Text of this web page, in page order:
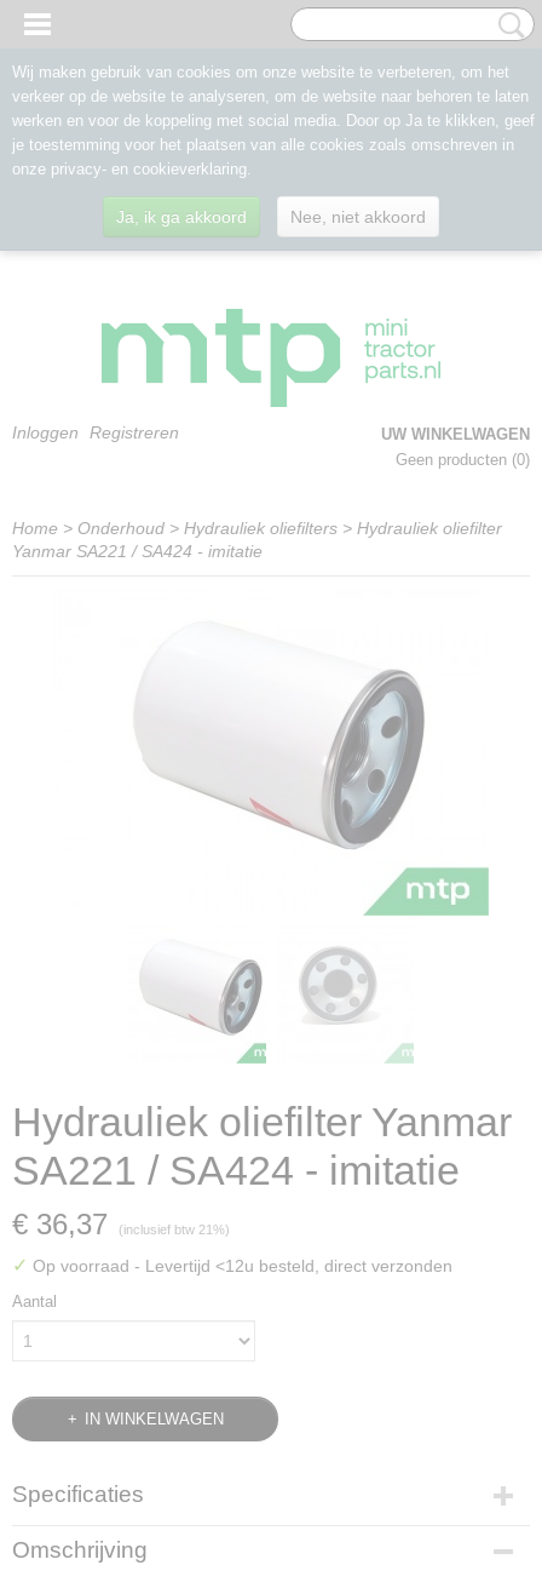
Inloggen Registreren
UW WINKELWAGEN
Geen producten (0)
Home > Onderhoud > Hydrauliek oliefilters > Hydrauliek oliefilter
Yanmar SA221 / SA424 - imitatie
Hydrauliek oliefilter Yanmar
SA221 / SA424 - imitatie
€ 36,37 (inclusief btw 21%)
✓ Op voorraad - Levertijd <12u besteld, direct verzonden
Aantal
IN WINKELWAGEN
Specificaties
Bruto gewicht
0,60 Kg
Omschrijving
Wij maken gebruik van cookies om onze website te verbeteren, om het
verkeer op de website te analyseren, om de website naar behoren te laten
werken en voor de koppeling met social media. Door op Ja te klikken, geef
je toestemming voor het plaatsen van alle cookies zoals omschreven in
onze privacy- en cookieverklaring.
Ja, ik ga akkoord Nee, niet akkoord